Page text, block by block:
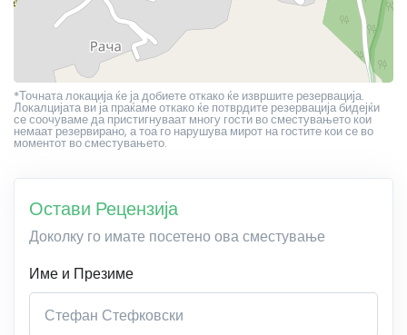
*Точната локација ќе ја добиете откако ќе извршите резервација.
Локалцијата ви ја праќаме откако ќе потврдите резервација бидејќи
се соочуваме да пристигнуваат многу гости во сместувањето кои
немаат резервирано, а тоа го нарушува мирот на гостите кои се во
моментот во сместувањето.
Остави Рецензија
Доколку го имате посетено ова сместување
Име и Презиме